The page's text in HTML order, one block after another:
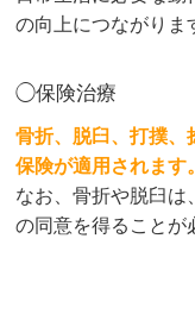
の向上につながりま
◯保険治療
骨折、脱臼、打撲、
保険が適用されます。
なお、骨折や脱臼は
の同意を得ることが